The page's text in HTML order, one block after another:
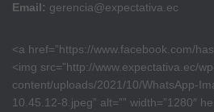
Email: gerencia@expectativa.ec
<a href=”https://www.facebook.com/
<img src=”http://www.expectativa.ec/
content/uploads/2021/10/WhatsApp-
10.45.12-8.jpeg” alt=”” width=”1280″